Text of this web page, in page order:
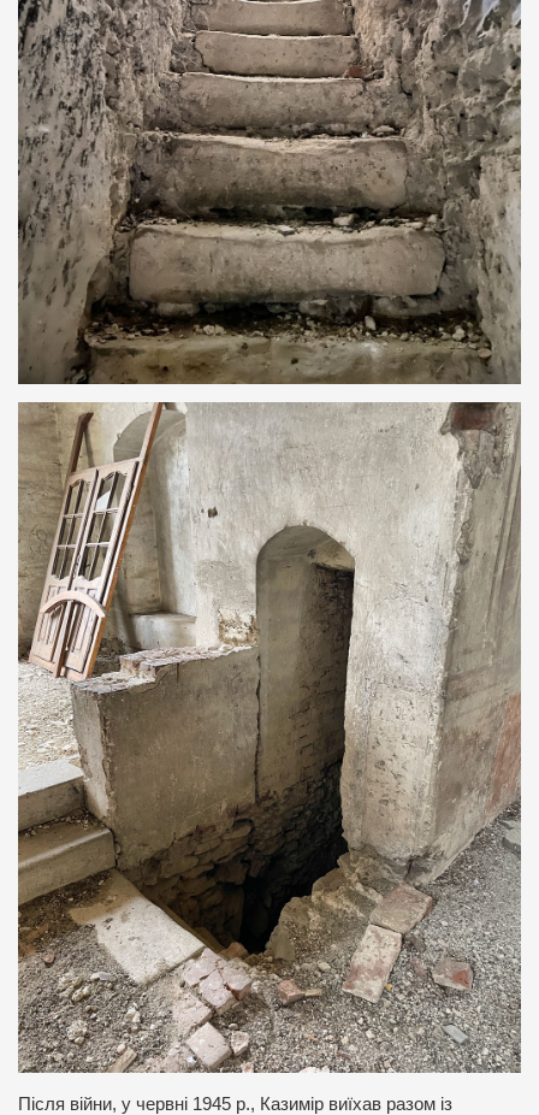
Після війни, у червні 1945 р., Казимір виїхав разом із